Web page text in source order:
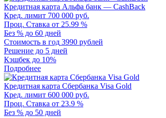
Кредитная карта Альфа банк — CashBack
Кред. лимит 700 000 руб.
Проц. Ставка от 25.99 %
Без % до 60 дней
Стоимость в год 3990 рублей
Решение до 5 дней
Кэшбек до 10%
Подробнее
Кредитная карта Сбербанка Visa Gold
Кред. лимит 600 000 руб.
Проц. Ставка от 23.9 %
Без % до 50 дней